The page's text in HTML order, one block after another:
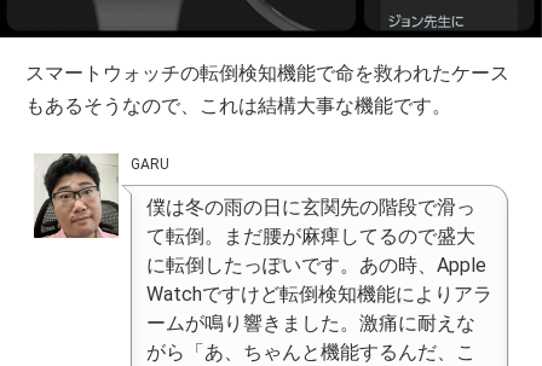
スマートウォッチの転倒検知機能で命を救われたケース
もあるそうなので、これは結構大事な機能です。
GARU
僕は冬の雨の日に玄関先の階段で滑っ
て転倒。まだ腰が麻痺してるので盛大
に転倒したっぽいです。あの時、Apple
Watchですけど転倒検知機能によりアラ
ームが鳴り響きました。激痛に耐えな
がら「あ、ちゃんと機能するんだ、こ